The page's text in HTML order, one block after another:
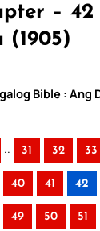
– 42
Bible : Ang
.. 31 32 33
40 41 42
49 50 51